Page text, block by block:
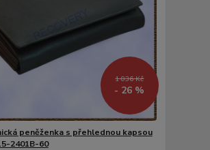
1 036 Kč
- 26 %
peněženka s přehlednou kapsou
2401B-60